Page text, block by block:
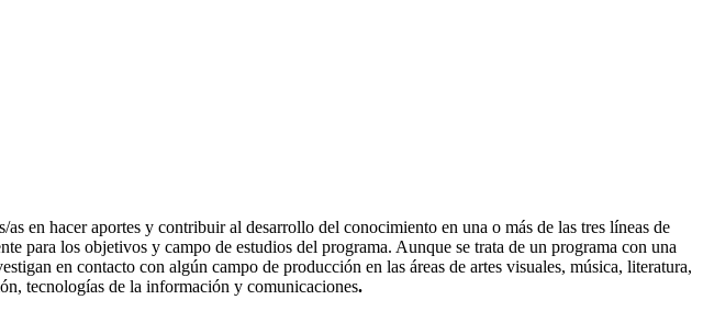
en hacer aportes y contribuir al desarrollo del conocimiento en una o más de las tres líneas de
para los objetivos y campo de estudios del programa. Aunque se trata de un programa con una
en contacto con algún campo de producción en las áreas de artes visuales, música, literatura,
tecnologías de la información y comunicaciones.